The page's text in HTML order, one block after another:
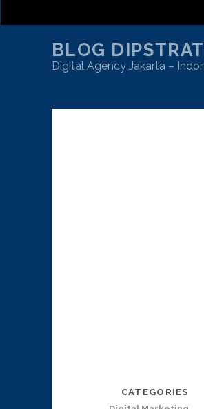
BLOG
Digital Agency Jakarta –
CATEGORIES